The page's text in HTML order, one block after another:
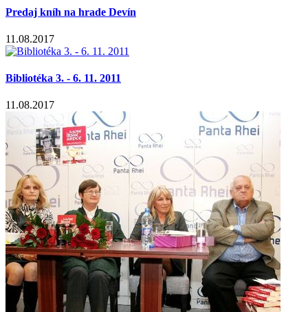
Predaj kníh na hrade Devín
11.08.2017
Bibliotéka 3. - 6. 11. 2011
11.08.2017